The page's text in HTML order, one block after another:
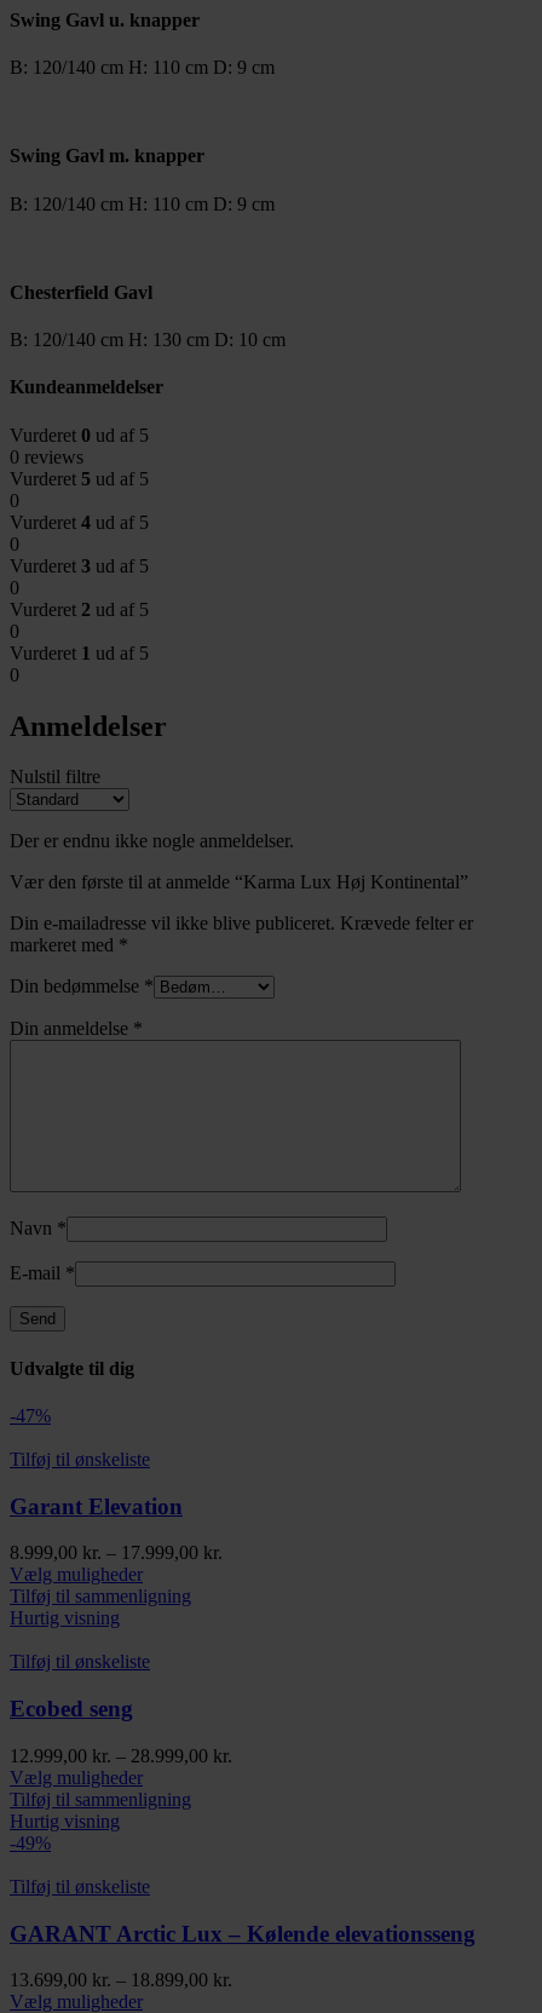
Swing Gavl u. knapper
B: 120/140 cm H: 110 cm D: 9 cm
Swing Gavl m. knapper
B: 120/140 cm H: 110 cm D: 9 cm
Chesterfield Gavl
B: 120/140 cm H: 130 cm D: 10 cm
Kundeanmeldelser
Vurderet 0 ud af 5
0 reviews
Vurderet 5 ud af 5
0
Vurderet 4 ud af 5
0
Vurderet 3 ud af 5
0
Vurderet 2 ud af 5
0
Vurderet 1 ud af 5
0
Anmeldelser
Nulstil filtre
Der er endnu ikke nogle anmeldelser.
Vær den første til at anmelde “Karma Lux Høj Kontinental”
Din e-mailadresse vil ikke blive publiceret. Krævede felter er
markeret med *
Din bedømmelse *
Din anmeldelse *
Navn *
E-mail *
Udvalgte til dig
-47%
Tilføj til ønskeliste
Garant Elevation
8.999,00 kr. – 17.999,00 kr.
Vælg mulighederDette
vare
varianter.
på
varesiden
Tilføj til sammenligning
Hurtig visning
Tilføj til ønskeliste
Ecobed seng
12.999,00 kr. – 28.999,00 kr.
Vælg mulighederDette
vare
Mulighederne
vælges
på
varesiden
Tilføj til sammenligning
Hurtig visning
-49%
Tilføj til ønskeliste
GARANT Arctic Lux – Kølende elevationsseng
13.699,00 kr. – 18.899,00 kr.
Vælg mulighederDette